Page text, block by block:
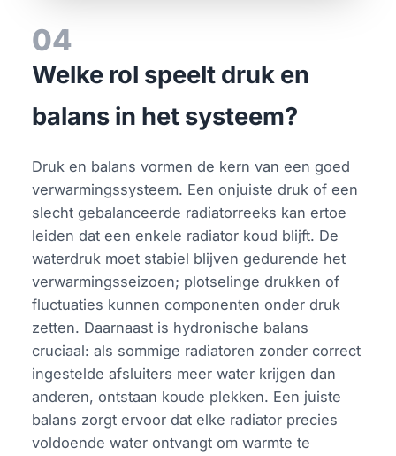
04
Welke rol speelt druk en
balans in het systeem?
Druk en balans vormen de kern van een goed
verwarmingssysteem. Een onjuiste druk of een
slecht gebalanceerde radiatorreeks kan ertoe
leiden dat een enkele radiator koud blijft. De
waterdruk moet stabiel blijven gedurende het
verwarmingsseizoen; plotselinge drukken of
fluctuaties kunnen componenten onder druk
zetten. Daarnaast is hydronische balans
cruciaal: als sommige radiatoren zonder correct
ingestelde afsluiters meer water krijgen dan
anderen, ontstaan koude plekken. Een juiste
balans zorgt ervoor dat elke radiator precies
voldoende water ontvangt om warmte te